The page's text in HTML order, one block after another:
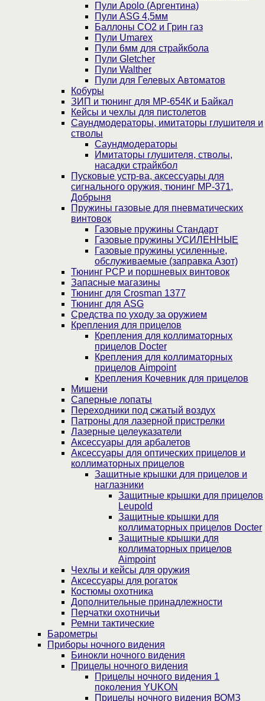
Пули Apolo (Аргентина)
Пули ASG 4,5мм
Баллоны CO2 и Грин газ
Пули Umarex
Пули 6мм для страйкбола
Пули Gletcher
Пули Walther
Пули для Гелевых Автоматов
Кобуры
ЗИП и тюнинг для МР-654К и Байкал
Кейсы и чехлы для пистолетов
Саундмодераторы, имитаторы глушителя и
стволы
Саундмодераторы
Имитаторы глушителя, стволы,
насадки страйкбол
Пусковые устр-ва, аксессуары для
сигнального оружия, тюнинг МР-371,
Добрыня
Пружины газовые для пневматических
винтовок
Газовые пружины Стандарт
Газовые пружины УСИЛЕННЫЕ
Газовые пружины усиленные,
обслуживаемые (заправка Азот)
Тюнинг PCP и поршневых винтовок
Запасные магазины
Тюнинг для Crosman 1377
Тюнинг для ASG
Средства по уходу за оружием
Крепления для прицелов
Крепления для коллиматорных
прицелов Docter
Крепления для коллиматорных
прицелов Aimpoint
Крепления Кочевник для прицелов
Мишени
Саперные лопаты
Переходники под сжатый воздух
Патроны для лазерной пристрелки
Лазерные целеуказатели
Аксессуары для арбалетов
Аксессуары для оптических прицелов и
коллиматорных прицелов
Защитные крышки для прицелов и
наглазники
Защитные крышки для прицелов
Leupold
Защитные крышки для
коллиматорных прицелов Docter
Защитные крышки для
коллиматорных прицелов
Aimpoint
Чехлы и кейсы для оружия
Аксессуары для рогаток
Костюмы охотника
Дополнительные принадлежности
Перчатки охотничьи
Ремни тактические
Барометры
Приборы ночного видения
Бинокли ночного видения
Прицелы ночного видения
Прицелы ночного видения 1
поколения YUKON
Прицелы ночного видения ВОМЗ